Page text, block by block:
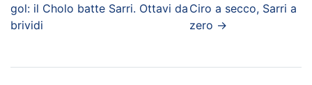
gol: il Cholo batte Sarri. Ottavi da
brividi
Ciro a secco, Sarri a
zero →